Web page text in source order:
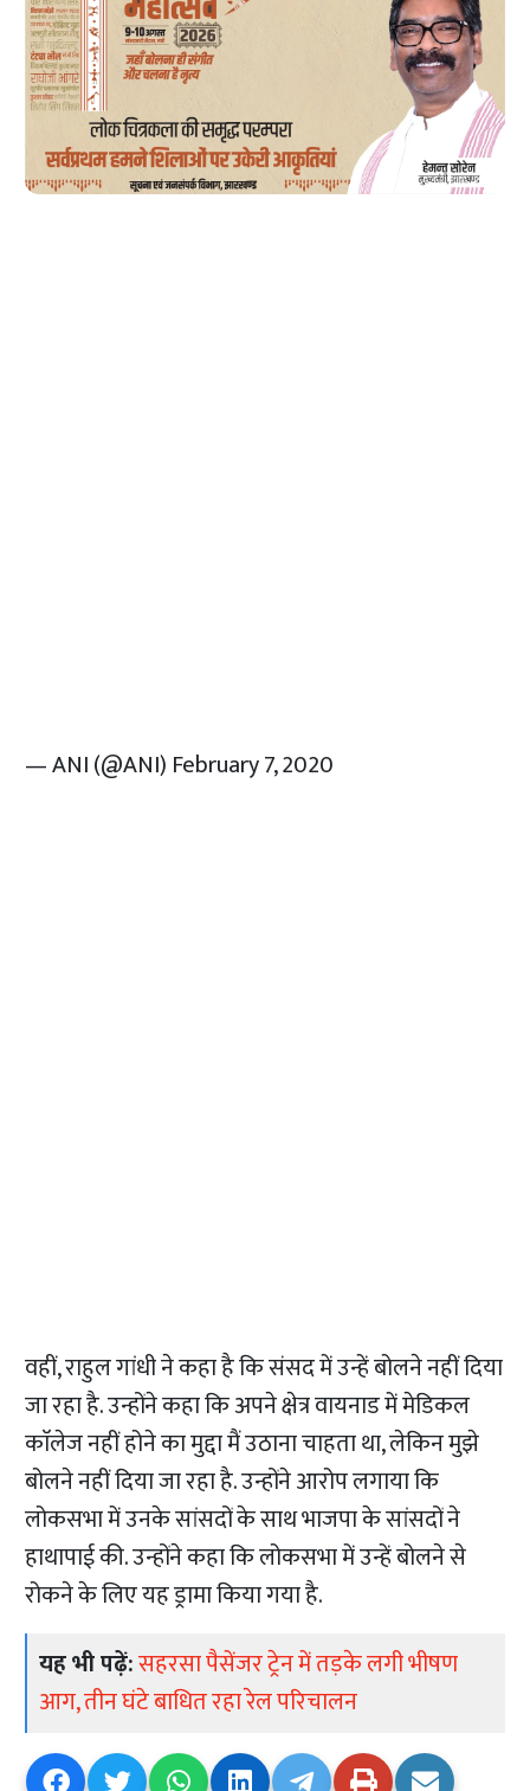
— ANI (@ANI) February 7, 2020
वहीं, राहुल गांधी ने कहा है कि संसद में उन्हें बोलने नहीं दिया
जा रहा है. उन्होंने कहा कि अपने क्षेत्र वायनाड में मेडिकल
काॅलेज नहीं होने का मुद्दा मैं उठाना चाहता था, लेकिन मुझे
बोलने नहीं दिया जा रहा है. उन्होंने आरोप लगाया कि
लोकसभा में उनके सांसदों के साथ भाजपा के सांसदों ने
हाथापाई की. उन्होंने कहा कि लोकसभा में उन्हें बोलने से
रोकने के लिए यह ड्रामा किया गया है.
यह भी पढ़ें:सहरसा पैसेंजर ट्रेन में तड़के लगी भीषण
आग, तीन घंटे बाधित रहा रेल परिचालन